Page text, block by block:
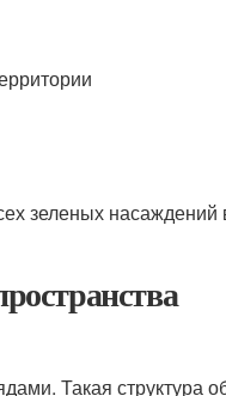
зеленых
Такая структура